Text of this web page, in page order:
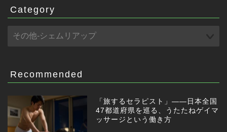
Category
Recommended
「旅するセラピスト」——日本全国
47都道府県を巡る、うたたねゲイマ
ッサージという働き方